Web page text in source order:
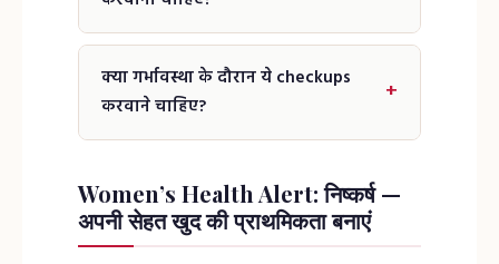
DEXA Scan bone mineral density measure
करता है। 50 साल के बाद या menopause के तुरंत
बाद Women’s Health Alert guidance के अनुसार
diagnosis हो जाता है।
क्या गर्भावस्था के दौरान ये checkups
करवाने चाहिए?
+
screening), Hb, Vitamin D और BP की नियमित
जांच अनिवार्य है। अपने OB-GYN के निर्देशों का पालन
करें।
Women’s Health Alert: निष्कर्ष —
अपनी सेहत खुद की प्राथमिकता बनाएं